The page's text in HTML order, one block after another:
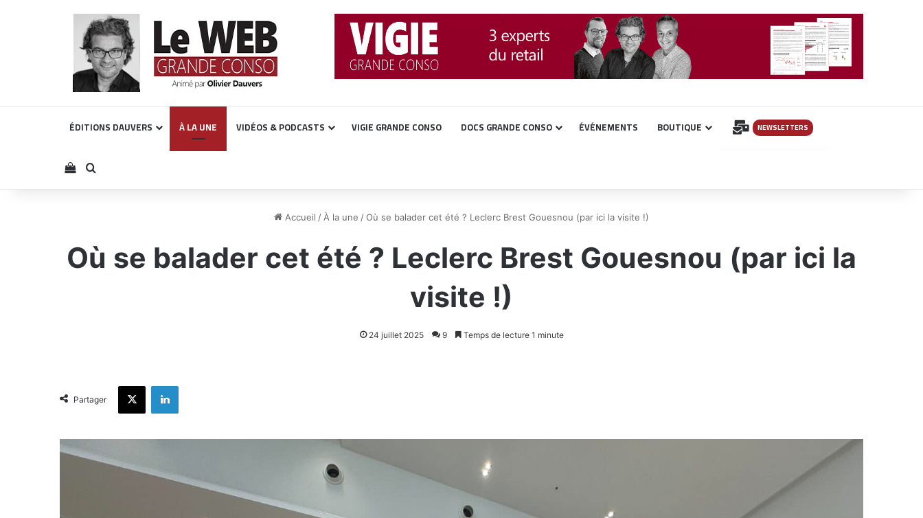
ÉDITIONS DAUVERS À LA UNE VIDÉOS & PODCASTS VIGIE GRANDE CONSO DOCS GRANDE CONSO ÉVÉNEMENTS BOUTIQUE INSCRIPTION
NEWSLETTERS
Voir votre panier
Rechercher
Accueil / À la une /Où se balader cet été ? Leclerc Brest Gouesnou (par ici la visite !)
Où se balader cet été ? Leclerc Brest Gouesnou (par ici la
visite !)
24 juillet 2025 9 Temps de lecture 1 minute
Partager
X Linkedin